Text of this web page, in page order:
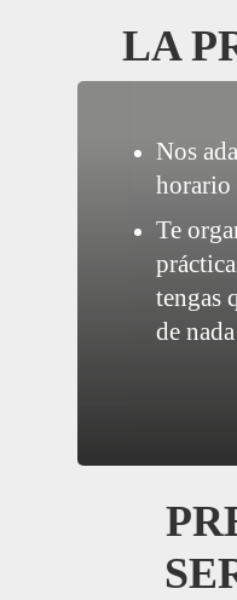
LA
Nos
horario
Te
tengas
de nada